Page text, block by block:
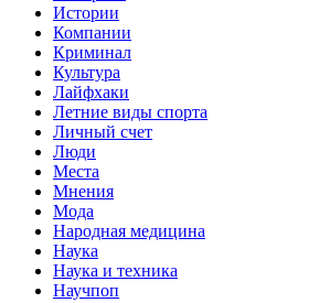
Истории
Компании
Криминал
Культура
Лайфхаки
Летние виды спорта
Личный счет
Люди
Места
Мнения
Мода
Народная медицина
Наука
Наука и техника
Научпоп